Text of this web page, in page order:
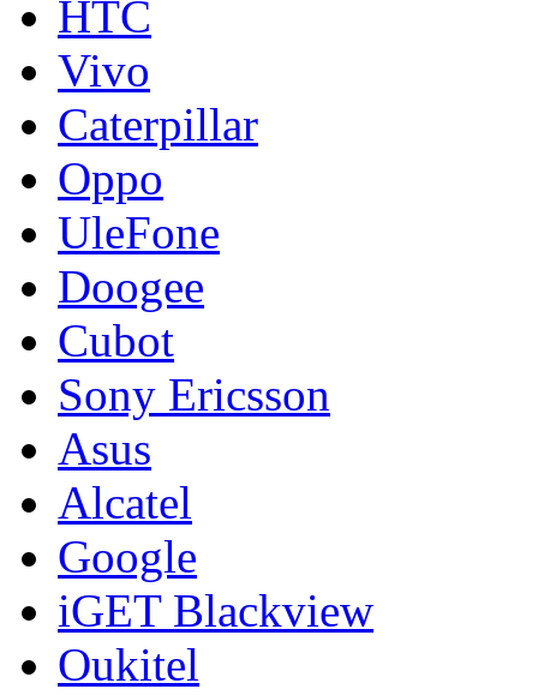
HTC
Vivo
Caterpillar
Oppo
UleFone
Doogee
Cubot
Sony Ericsson
Asus
Alcatel
Google
iGET Blackview
Oukitel